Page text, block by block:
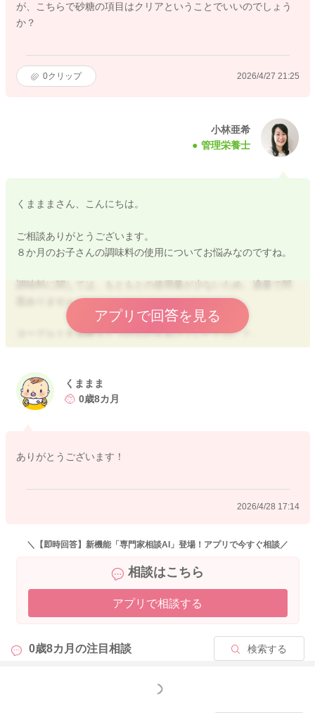
が、こちらで砂糖の項目はクリアということでいいのでしょう
か？
0クリップ 2026/4/27 21:25
小林亜希
管理栄養士
くまままさん、こんにちは。
ご相談ありがとうございます。
８か月のお子さんの調味料の使用についてお悩みなのですね。
調味料に関しては、もともとの使用量が少ないため、適量で問
題ありません。
ヨーグルトを加糖タイプのものをあげていたとのこと、
砂糖に関しては、〇と考えていただいて良いかと思いますよ。
アプリで回答を見る
くままま
0歳8カ月
ありがとうございます！
2026/4/28 17:14
＼【即時回答】新機能「専門家相談AI」登場！アプリで今すぐ相談／
相談はこちら
アプリで相談する
0歳8カ月の注目相談 検索する
もっと見る